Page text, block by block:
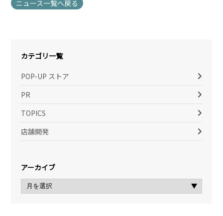
ニュース一覧へ戻る
カテゴリ一覧
POP-UP ストア
PR
TOPICS
店舗開発
アーカイブ